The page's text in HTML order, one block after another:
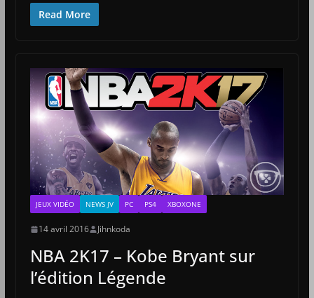
Read More
JEUX VIDÉO NEWS JV PC PS4 XBOXONE
14 avril 2016 Jihnkoda
NBA 2K17 – Kobe Bryant sur
l’édition Légende